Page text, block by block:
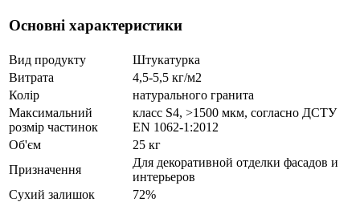
Основні характеристики
Вид продукту
Штукатурка
Витрата
4,5-5,5 кг/м2
Колір
натурального гранита
Максимальний
розмір частинок
класс S4, >1500 мкм, согласно ДСТУ
EN 1062-1:2012
Об'єм
25 кг
Призначення
Для декоративной отделки фасадов и
интерьеров
Сухий залишок
72%